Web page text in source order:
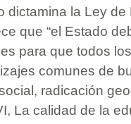
dictamina la Ley
que “el Estado
para que todos
comunes de
radicación
La calidad de la